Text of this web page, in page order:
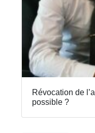
Révocation de
possible ?